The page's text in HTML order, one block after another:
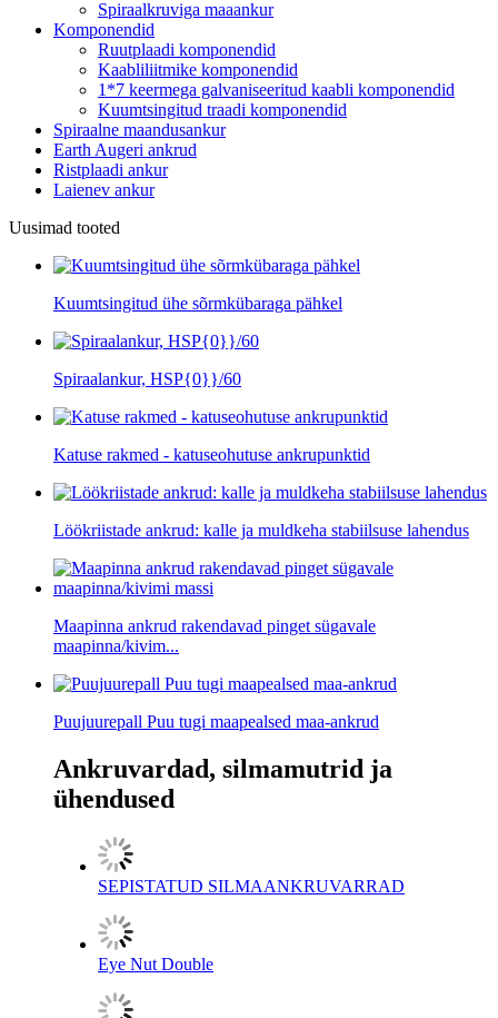
Spiraalkruviga maaankur
Komponendid
Ruutplaadi komponendid
Kaabliliitmike komponendid
1*7 keermega galvaniseeritud kaabli komponendid
Kuumtsingitud traadi komponendid
Spiraalne maandusankur
Earth Augeri ankrud
Ristplaadi ankur
Laienev ankur
Uusimad tooted
Kuumtsingitud ühe sõrmkübaraga pähkel
Spiraalankur, HSP{0}}/60
Katuse rakmed - katuseohutuse ankrupunktid
Löökriistade ankrud: kalle ja muldkeha stabiilsuse lahendus
Maapinna ankrud rakendavad pinget sügavale
maapinna/kivim...
Puujuurepall Puu tugi maapealsed maa-ankrud
Ankruvardad, silmamutrid ja
ühendused
SEPISTATUD SILMAANKRUVARRAD
Eye Nut Double